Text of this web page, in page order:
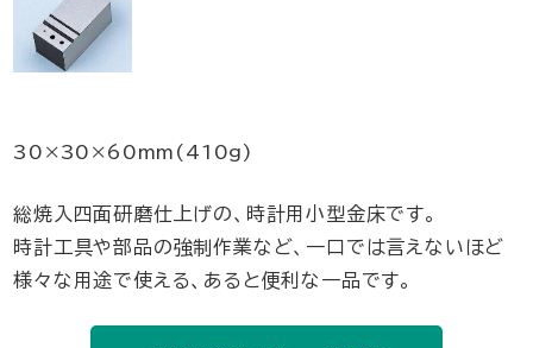
30×30×60mm(410g)
総焼入四面研磨仕上げの、時計用小型金床です。
時計工具や部品の強制作業など、一口では言えないほど
様々な用途で使える、あると便利な一品です。